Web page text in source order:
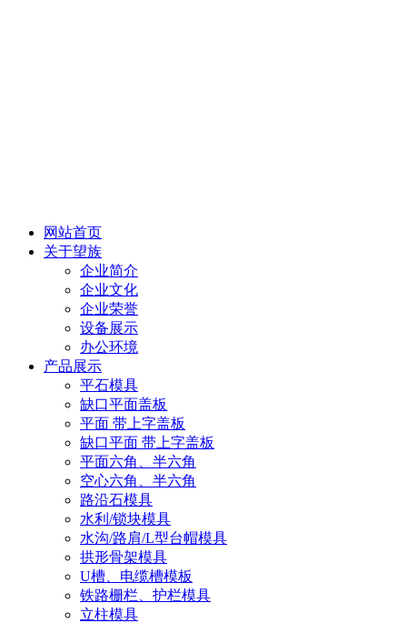
网站首页
关于望族
企业简介
企业文化
企业荣誉
设备展示
办公环境
产品展示
平石模具
缺口平面盖板
平面 带上字盖板
缺口平面 带上字盖板
平面六角、半六角
空心六角、半六角
路沿石模具
水利/锁块模具
水沟/路肩/L型台帽模具
拱形骨架模具
U槽、电缆槽模板
铁路栅栏、护栏模具
立柱模具